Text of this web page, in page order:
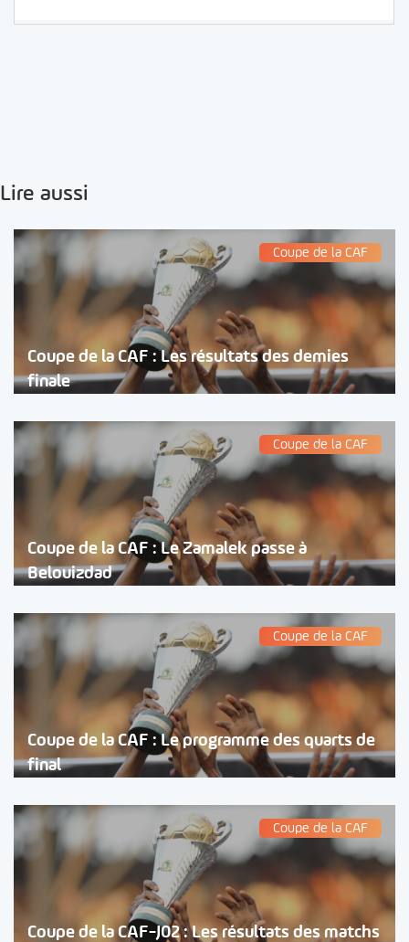
Lire aussi
Coupe de la CAF
Coupe de la CAF : Les résultats des demies
finale
Coupe de la CAF
Coupe de la CAF : Le Zamalek passe à
Belouizdad
Coupe de la CAF
Coupe de la CAF : Le programme des quarts de
final
Coupe de la CAF
Coupe de la CAF-J02 : Les résultats des matchs